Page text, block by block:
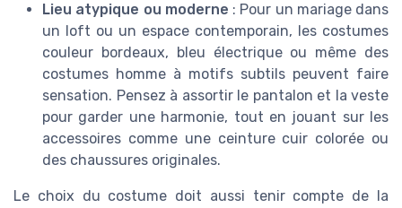
Lieu atypique ou moderne : Pour un mariage dans
un loft ou un espace contemporain, les costumes
couleur bordeaux, bleu électrique ou même des
costumes homme à motifs subtils peuvent faire
sensation. Pensez à assortir le pantalon et la veste
pour garder une harmonie, tout en jouant sur les
accessoires comme une ceinture cuir colorée ou
des chaussures originales.
Le choix du costume doit aussi tenir compte de la